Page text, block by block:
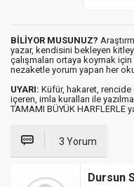
BİLİYOR MUSUNUZ?
yazar, kendisini bekleyen
çalışmaları ortaya koymak
nezaketle yorum yapan her
UYARI: Küfür, hakaret, rencide
içeren, imla kuralları ile
TAMAMI BÜYÜK HARFLERLE
3 Yorum
Dursun